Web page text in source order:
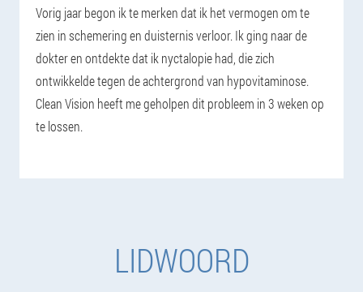
Vorig jaar begon ik te merken dat ik het vermogen om te
zien in schemering en duisternis verloor. Ik ging naar de
dokter en ontdekte dat ik nyctalopie had, die zich
ontwikkelde tegen de achtergrond van hypovitaminose.
Clean Vision heeft me geholpen dit probleem in 3 weken op
te lossen.
LIDWOORD